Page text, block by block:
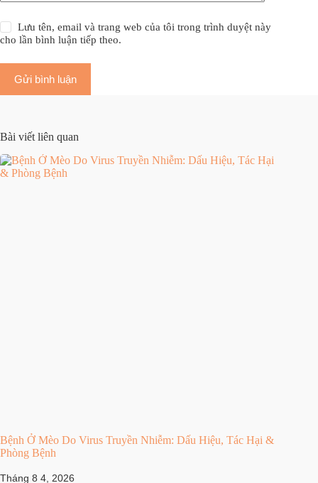
Lưu tên, email và trang web của tôi trong trình duyệt này
cho lần bình luận tiếp theo.
Gửi bình luận
Bài viết liên quan
Bệnh Ở Mèo Do Virus Truyền Nhiễm: Dấu Hiệu, Tác Hại &
Phòng Bệnh
Tháng 8 4, 2026